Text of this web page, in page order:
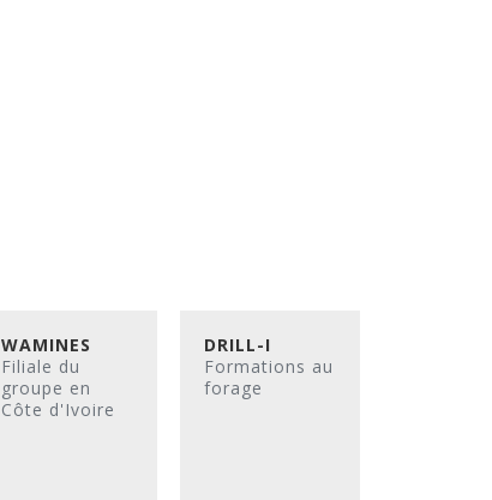
WAMINES
Filiale du
groupe en
Côte d'Ivoire
DRILL-I
Formations au
forage